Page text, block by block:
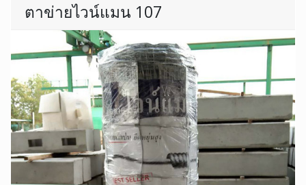
ตาข่ายไวน์แมน 107